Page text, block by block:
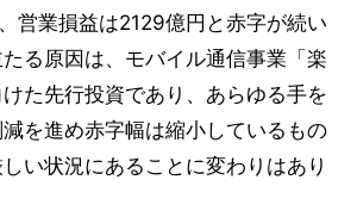
営業損益は2129億円と赤字が続い
る原因は、モバイル通信事業「楽
た先行投資であり、あらゆる手を
を進め赤字幅は縮小しているもの
い状況にあることに変わりはあり